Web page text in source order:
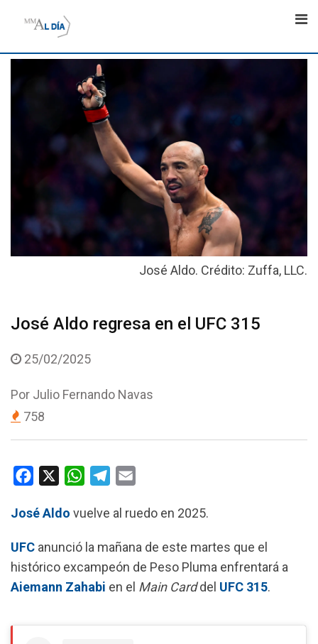
José Aldo. Crédito: Zuffa, LLC.
José Aldo regresa en el UFC 315
25/02/2025
Por Julio Fernando Navas
758
c
b
o
o
W
a
s
A
p
g
r
a
a
l
José Aldo vuelve al ruedo en 2025.
UFC anunció la mañana de este martes que el
histórico excampeón de Peso Pluma enfrentará a
Aiemann Zahabi en el Main Carddel UFC 315.